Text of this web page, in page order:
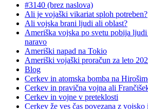
#3140 (brez naslova)
Ali je vojaški vikariat sploh potreben?
Ali vojska brani ljudi ali oblast?
Ameriška vojska po svetu pobija
naravo
Ameriški napad na Tokio
Ameriški vojaški proračun za leto
Blog
Cerkev in atomska bomba na
Cerkev in pravična vojna ali
Cerkev in vojne v preteklosti
Cerkev že ves čas povezana z